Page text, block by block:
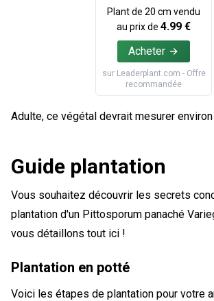
Plant de 20 cm vendu
au prix de 4.99 €
Acheter
sur Leaderplant.com - Offre
recommandée
Adulte, ce végétal devrait mesurer environ
Guide plantation
Vous souhaitez découvrir les secrets
plantation d'un Pittosporum panaché
vous détaillons tout ici !
Plantation en potté
Voici les étapes de plantation pour votre